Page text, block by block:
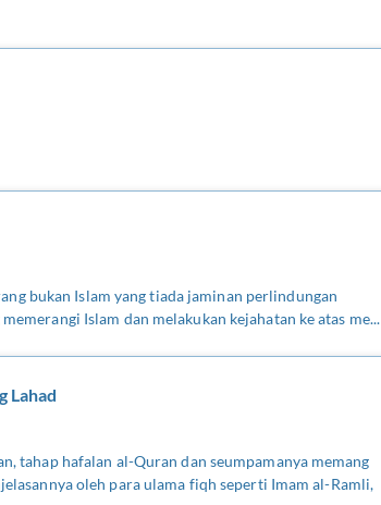
bukan Islam yang tiada jaminan perlindungan
Islam dan melakukan kejahatan ke atas me...
Lahad
tahap hafalan al-Quran dan seumpamanya memang
oleh para ulama fiqh seperti Imam al-Ramli,